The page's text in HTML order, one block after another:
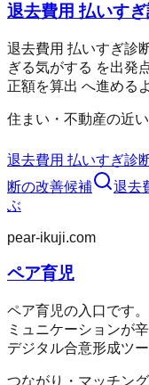
退去費用 払いす
退去費用 払いすぎ診
ぎる気がする を出発
正額を算出 へ進める
住まい・不動産の近
退去費用 払いすぎ診
断の改善候補 退去
ぶ
pear-ikuji.com
ペア育児
ペア育児の入口です
ミュニケーションが
デジタル合意形成ツ
つながり・マッチン